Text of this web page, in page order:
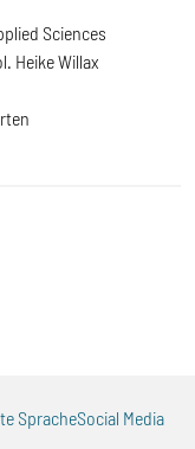
Sciences
Heike Willax
SpracheSocial Media